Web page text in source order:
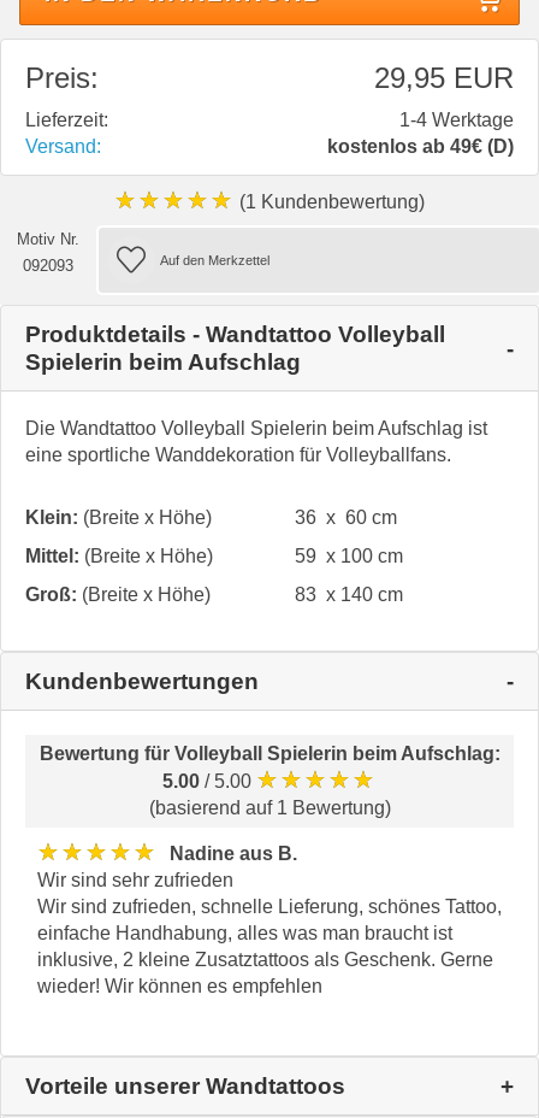
Preis: 29,95 EUR
Lieferzeit:
1-4 Werktage
Versand:
kostenlos ab 49€ (D)
★★★★★ (1 Kundenbewertung)
Motiv Nr.
092093
Produktdetails - Wandtattoo Volleyball
Spielerin beim Aufschlag
Die Wandtattoo Volleyball Spielerin beim Aufschlag ist
eine sportliche Wanddekoration für Volleyballfans.
Klein: (Breite x Höhe)
36 x 60 cm
Mittel: (Breite x Höhe)
59 x 100 cm
Groß: (Breite x Höhe) 83 x 140 cm
Kundenbewertungen
Bewertung für Volleyball Spielerin beim Aufschlag:
5.00 / 5.00 ★★★★★
(basierend auf 1 Bewertung)
★★★★★
Nadine aus B.
Wir sind sehr zufrieden
Wir sind zufrieden, schnelle Lieferung, schönes Tattoo,
einfache Handhabung, alles was man braucht ist
inklusive, 2 kleine Zusatztattoos als Geschenk. Gerne
wieder! Wir können es empfehlen
Vorteile unserer Wandtattoos